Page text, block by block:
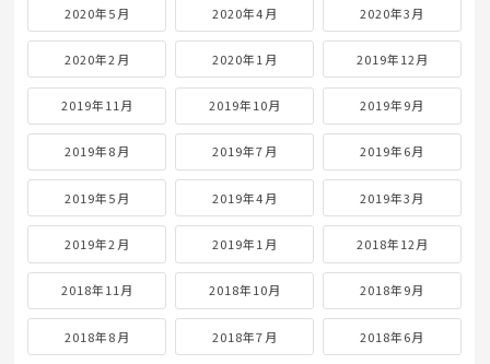
2020年5月 2020年4月 2020年3月
2020年2月 2020年1月 2019年12月
2019年11月 2019年10月 2019年9月
2019年8月 2019年7月 2019年6月
2019年5月 2019年4月 2019年3月
2019年2月 2019年1月 2018年12月
2018年11月 2018年10月 2018年9月
2018年8月 2018年7月 2018年6月